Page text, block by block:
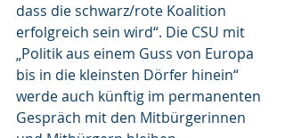
dass die schwarz/rote Koalition
erfolgreich sein wird“. Die CSU mit
„Politik aus einem Guss von Europa
bis in die kleinsten Dörfer hinein“
werde auch künftig im permanenten
Gespräch mit den Mitbürgerinnen